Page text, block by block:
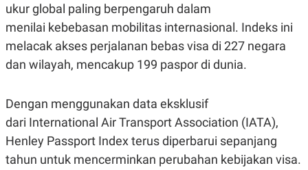
C
A
D
M
E
A
S
E
I
A
N
G
G
A
N
I
N
R
J
A
ukur global paling berpengaruh dalam
menilai kebebasan mobilitas internasional. Indeks ini
melacak akses perjalanan bebas visa di 227 negara
dan wilayah, mencakup 199 paspor di dunia.
Dengan menggunakan data eksklusif
dari International Air Transport Association (IATA),
Henley Passport Index terus diperbarui sepanjang
tahun untuk mencerminkan perubahan kebijakan visa.